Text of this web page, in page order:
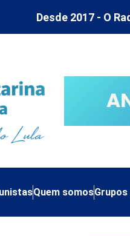
Desde 2017 - O
Quem somos